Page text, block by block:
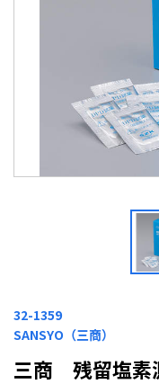
32-1359
SANSYO（三商）
三商 残留塩素